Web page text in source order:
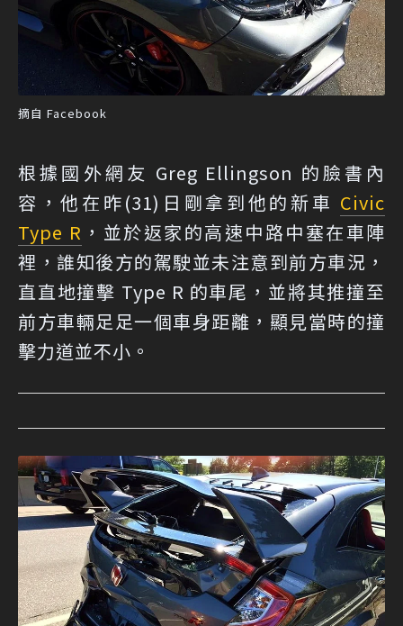
摘自 Facebook
根據國外網友 Greg Ellingson 的臉書內
容 ，他在昨(31)日剛拿到他的新車 Civic
Type R ，並於返家的高速中路中塞在車陣
裡，誰知後方的駕駛並未注意到前方車況，
直直地撞擊 Type R 的車尾，並將其推撞至
前方車輛足足一個車身距離，顯見當時的撞
擊力道並不小。